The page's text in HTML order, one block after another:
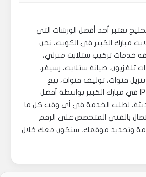
تعتبر أحد أفضل الورشات التي
مبارك الكبير في الكويت، نحن
خدمات تركيب ستلايت منزلي،
تلفزيون، صيانة ستلايت، رسيفر،
قنوات، توليف قنوات، بيع
رسيفرات، اشتراكات IPTV في مبارك الكبير بواسطة أفضل
لطلب الخدمة في أي وقت كل ما
بالفني المتخصص على الرقم
وتحديد موقعك، سنكون معك خلال